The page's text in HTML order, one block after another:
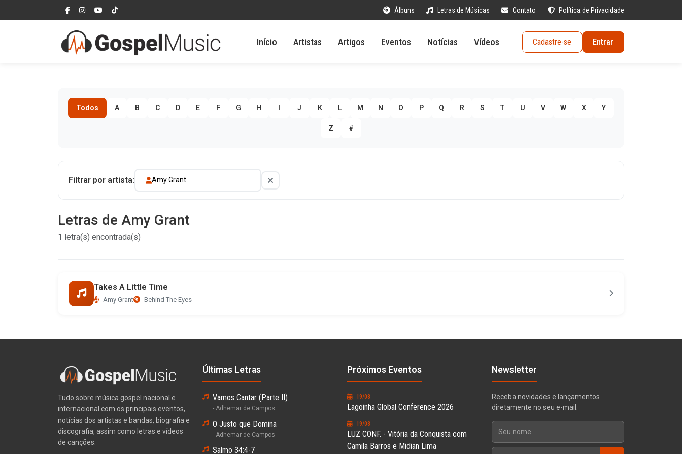
Álbuns Letras de Músicas Contato Política de Privacidade
Início Artistas Artigos Eventos Notícias Vídeos Cadastre-se Entrar
Todos A B C D E F G H I J K L M N O P Q R S T U V W X Y
Z #
Filtrar por artista: Amy Grant
Letras de Amy Grant
1 letra(s) encontrada(s)
Takes A Little Time
Amy Grant Behind The Eyes
Tudo sobre música gospel nacional e
internacional com os principais eventos,
notícias dos artistas e bandas, biografia e
discografia, assim como letras e vídeos
de canções.
Últimas Letras
Vamos Cantar (Parte II)
- Adhemar de Campos
O Justo que Domina
- Adhemar de Campos
Salmo 34:4-7
Próximos Eventos
19/08
Lagoinha Global Conference 2026
19/08
LUZ CONF. - Vitória da Conquista com
Camila Barros e Midian Lima
Newsletter
Receba novidades e lançamentos
diretamente no seu e-mail.